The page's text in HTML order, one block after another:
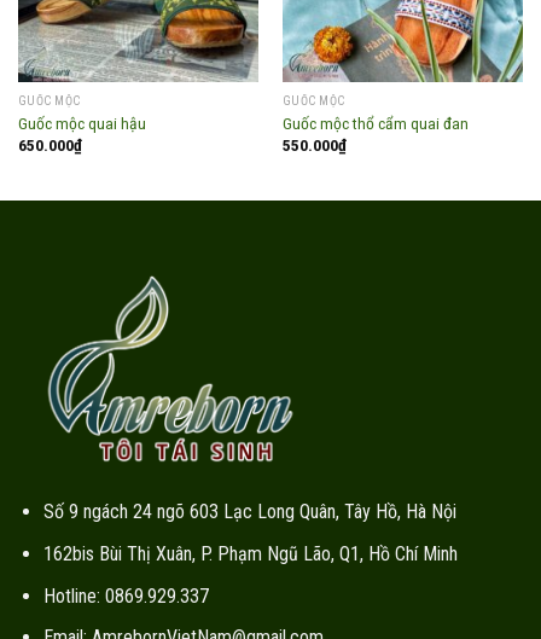
GUỐC MỘC
Guốc mộc quai hậu
650.000₫
GUỐC MỘC
Guốc mộc thổ cẩm quai đan
550.000₫
Số 9 ngách 24 ngõ 603 Lạc Long Quân, Tây Hồ, Hà Nội
162bis Bùi Thị Xuân, P. Phạm Ngũ Lão, Q1, Hồ Chí Minh
Hotline: 0869.929.337